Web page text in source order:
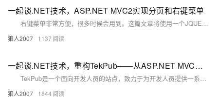
一起谈.NET技术，ASP.NET MVC2实现分页和右键菜单
右键菜单非常方便，很多时候会用到。这篇文章将使用一个JQUERY的插件在asp.net mvc中实现右键菜单。本文还将介绍一下在asp.net mvc中如何实现简单的分页。效果如下图： 首先，下载此插件。
狼人2007 1137
一起谈.NET技术，重构TekPub——从ASP.NET MVC框架迁移到Ruby on Rails
TekPub是一个面向开发人员的站点，致力于为开发人员提供一系列主题的在线培训，主题范围非常广泛，从微软的O/R Mapping框架Microsoft Entity Framework，到如何使用Ruby on Rails技术编写自己的日志引擎等内容都有涉及。
狼人2007 1844